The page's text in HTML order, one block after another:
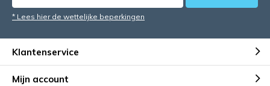
* Lees hier de wettelijke beperkingen
Klantenservice
Mijn account